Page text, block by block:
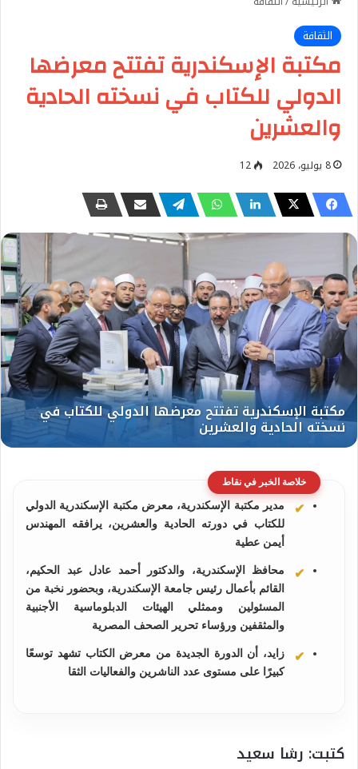
الثقافة
مكتبة الإسكندرية تفتتح معرضها
الدولي للكتاب في نسخته الحادية
والعشرين
8 يوليو، 2026 12
خلاصة الخبر في نقاط
مدير مكتبة الإسكندرية، معرض مكتبة الإسكندرية الدولي
للكتاب في دورته الحادية والعشرين، يرافقه المهندس
أيمن عطية
محافظ الإسكندرية، والدكتور أحمد عادل عبد الحكيم،
القائم بأعمال رئيس جامعة الإسكندرية، وبحضور نخبة من
المسئولين وممثلي الهيئات الدبلوماسية الأجنبية
والمثقفين ورؤساء تحرير الصحف المصرية
زايد، أن الدورة الجديدة من معرض الكتاب تشهد توسعًا
كبيرًا على مستوى عدد الناشرين والفعاليات الثقا
كتبت: رشا سعيد